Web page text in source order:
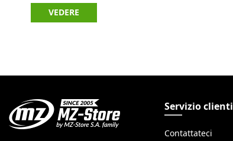
VEDERE
Servizio clienti
Contattateci